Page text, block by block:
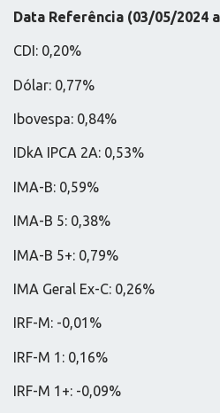
Data Referência (03/05/2024
CDI: 0,20%
Dólar: 0,77%
Ibovespa: 0,84%
IDkA IPCA 2A: 0,53%
IMA-B: 0,59%
IMA-B 5: 0,38%
IMA-B 5+: 0,79%
IMA Geral Ex-C: 0,26%
IRF-M: -0,01%
IRF-M 1: 0,16%
IRF-M 1+: -0,09%